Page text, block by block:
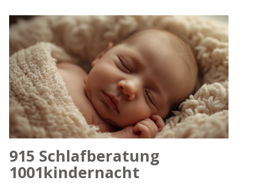
915 Schlafberatung
1001kindernacht